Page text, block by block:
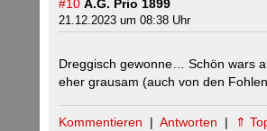
#10 A.G. Prio 1899
21.12.2023 um 08:38 Uhr
Dreggisch gewonne… Schön wars
eher grausam (auch von den
Kommentieren | Antworten | ⇑